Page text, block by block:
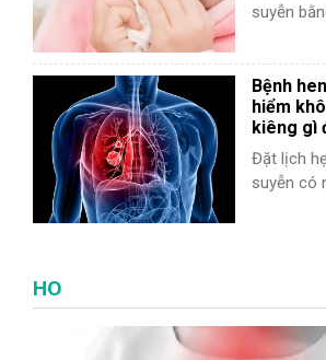
suyễn
Bệnh
hiểm
kiêng gì
Đặt lịch
suyễn có
HO